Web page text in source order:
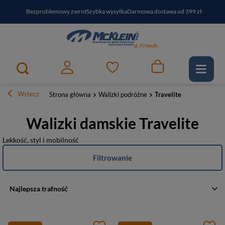
Bezproblemowy zwrotSzybka wysyłkaDarmowa dostawa od 399 zł
PayPo - kup i zapłać za30 dniZapisz się do newslettera i odbierz RABAT
Wstecz Strona główna Walizki podróżne Travelite
Walizki damskie Travelite
Lekkość, styl i mobilność
Najlepsza trafność
Filtrowanie